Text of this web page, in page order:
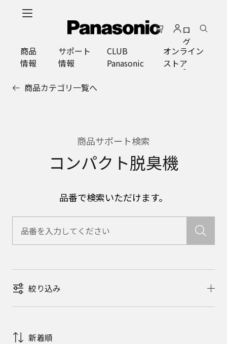
ロ
グ
イ
ン
商品
情報
サポート
情報
CLUB
Panasonic
オンライン
ストア
商品カテゴリ一覧へ
商品サポート検索
コンパクト脱臭機
品番で検索いただけます。
絞り込み
新着順